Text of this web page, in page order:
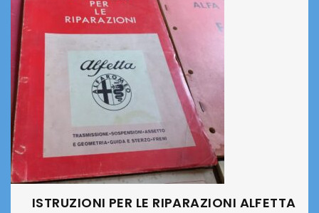
ISTRUZIONI PER LE RIPARAZIONI ALFETTA